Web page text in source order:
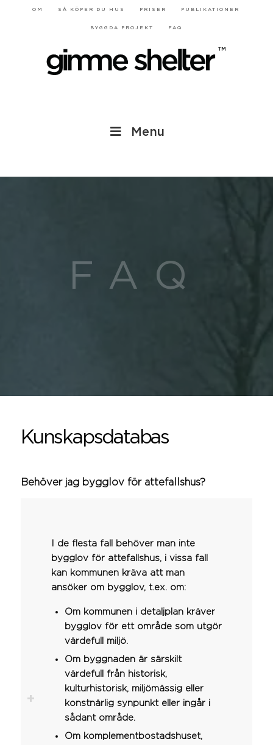
OM SÅ KÖPER DU HUS PRISER PUBLIKATIONER
BYGGDA PROJEKT FAQ
Menu
FAQ
Kunskapsdatabas
Behöver jag bygglov för attefallshus?
I de flesta fall behöver man inte
bygglov för attefallshus, i vissa fall
kan kommunen kräva att man
ansöker om bygglov, t.ex. om:
Om kommunen i detaljplan kräver
bygglov för ett område som utgör
värdefull miljö.
Om byggnaden är särskilt
värdefull från historisk,
kulturhistorisk, miljömässig eller
konstnärlig synpunkt eller ingår i
sådant område.
Om komplementbostadshuset,